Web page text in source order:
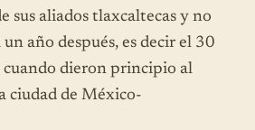
sus aliados tlaxcaltecas y no
año después, es decir el 30
cuando dieron principio al
ciudad de México-